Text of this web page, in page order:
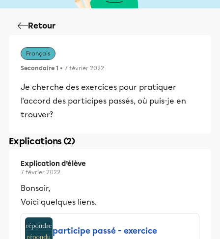
Retour
Français
Secondaire 1 • 7 février 2022
Je cherche des exercices pour pratiquer
l'accord des participes passés, où puis-je en
trouver?
Explications (2)
Explication d’élève
7 février 2022
Bonsoir,
Voici quelques liens.
participe passé - exercice